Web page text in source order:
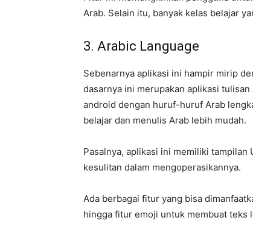
Arab. Selain itu, banyak kelas belajar
3. Arabic Language
Sebenarnya aplikasi ini hampir mirip
dasarnya ini merupakan aplikasi
android dengan huruf-huruf Arab
belajar dan menulis Arab lebih mudah.
Pasalnya, aplikasi ini memiliki tampilan
kesulitan dalam mengoperasikannya.
Ada berbagai fitur yang bisa
hingga fitur emoji untuk membuat teks